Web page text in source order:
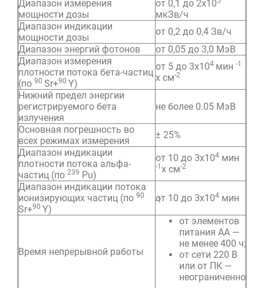
Диапазон измерения
мощности дозы
от 0,1 до 2х10
мкЗв/ч
Диапазон индикации
мощности дозы
от 0,2 до 0,4 Зв/ч
Диапазон энергий фотонов
от 0,05 до 3,0 МэВ
Диапазон измерения
плотности потока бета-частиц
(по 90 Sr+90 Y)
от 5 до 3х104 мин -1
х см-2
Нижний предел энергии
регистрируемого бета
излучения
не более 0.05 МэВ
Основная погрешность во
всех режимах измерения
± 25%
Диапазон индикации
плотности потока альфа-
частиц (по 239 Pu)
от 10 до 3х104 мин
-1х см-2
Диапазон индикации потока
ионизирующих частиц (по 90
Sr+90 Y)
от 10 до 3х104 мин
-1
Время непрерывной работы
от элементов
питания АА —
не менее 400 ч;
от сети 220 В
или от ПК —
неограниченно